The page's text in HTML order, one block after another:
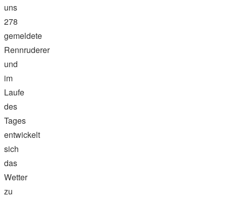
uns
278
gemeldete
Rennruderer
und
im
Laufe
des
Tages
entwickelt
sich
das
Wetter
zu